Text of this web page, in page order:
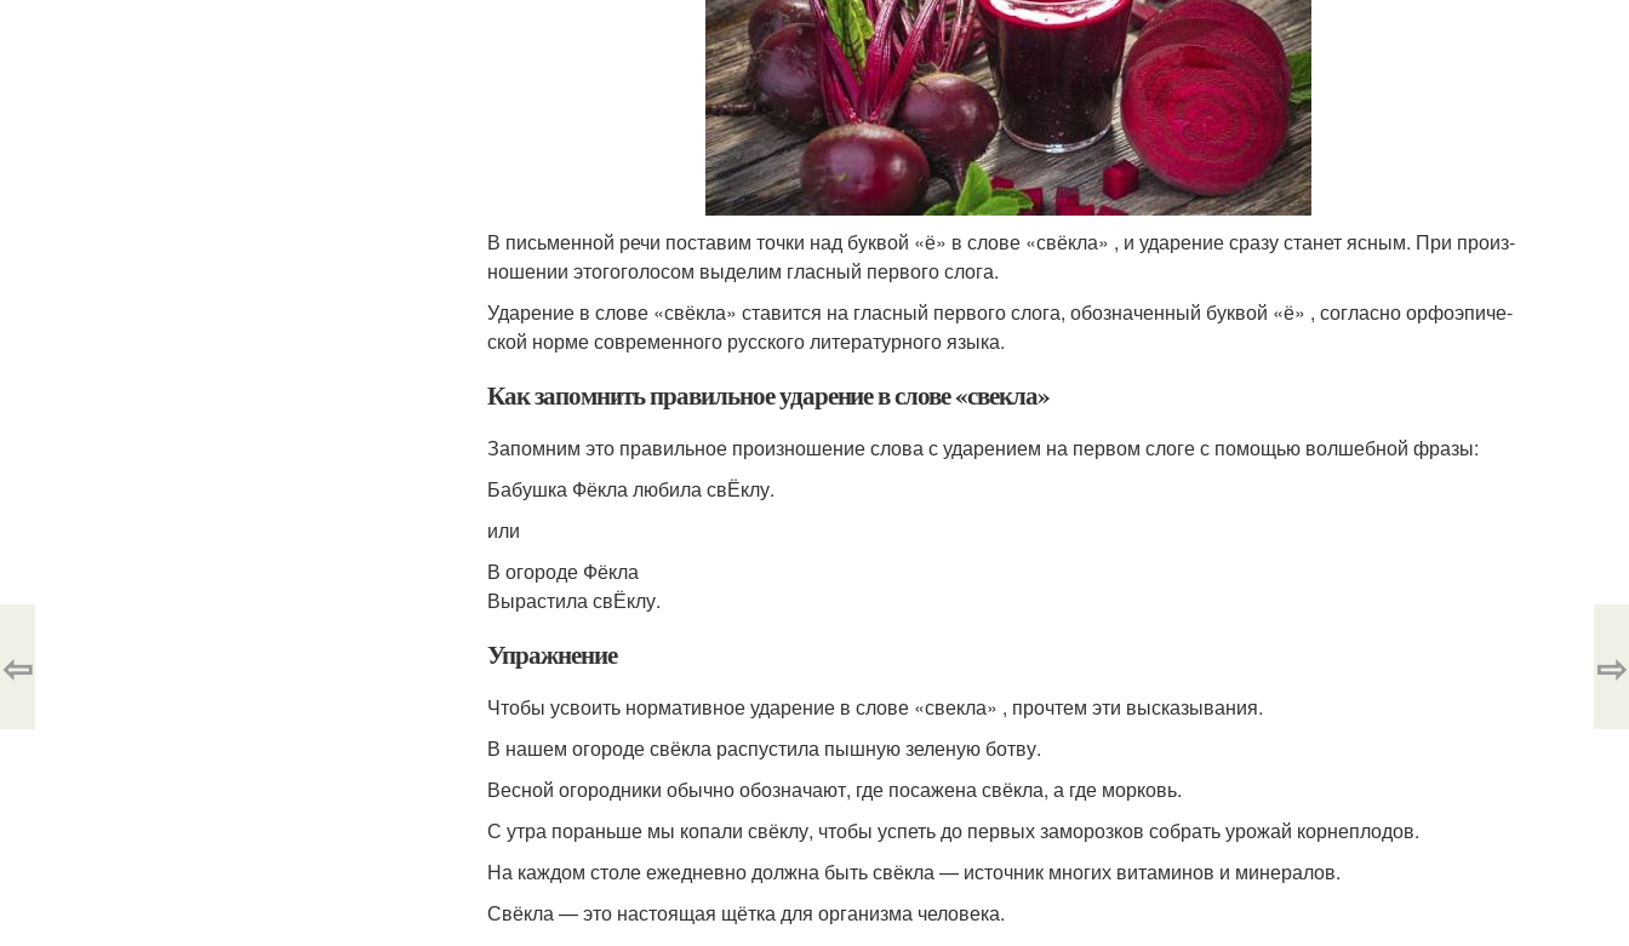
В пись­мен­ной речи поста­вим точ­ки над бук­вой «ё» в сло­ве «свёк­ла» , и уда­ре­ние сра­зу ста­нет ясным. При про­из­
но­ше­нии это­гоголо­сом выде­лим глас­ный пер­во­го сло­га.
Ударение в сло­ве «свёк­ла» ста­вит­ся на глас­ный пер­во­го сло­га, обо­зна­чен­ный бук­вой «ё» , соглас­но орфо­эпи­че­
ской нор­ме совре­мен­но­го рус­ско­го лите­ра­тур­но­го язы­ка.
Как запомнить правильное ударение в слове «свекла»
Запомним это пра­виль­ное про­из­но­ше­ние сло­ва с уда­ре­ни­ем на пер­вом сло­ге с помо­щью вол­шеб­ной фра­зы:
Бабушка Фёкла люби­ла свЁклу.
или
В ого­ро­де Фёкла
Вырастила свЁклу.
Упражнение
Чтобы усво­ить нор­ма­тив­ное уда­ре­ние в сло­ве «свек­ла» , про­чтем эти выска­зы­ва­ния.
В нашем ого­ро­де свёк­ла рас­пу­сти­ла пыш­ную зеле­ную ботву.
Весной ого­род­ни­ки обыч­но обо­зна­ча­ют, где поса­же­на свёк­ла, а где мор­ковь.
С утра порань­ше мы копа­ли свёк­лу, что­бы успеть до пер­вых замо­роз­ков собрать уро­жай кор­не­пло­дов.
На каж­дом сто­ле еже­днев­но долж­на быть свёк­ла — источ­ник мно­гих вита­ми­нов и мине­ра­лов.
Свёкла — это насто­я­щая щёт­ка для орга­низ­ма чело­ве­ка.
⇦ ⇨